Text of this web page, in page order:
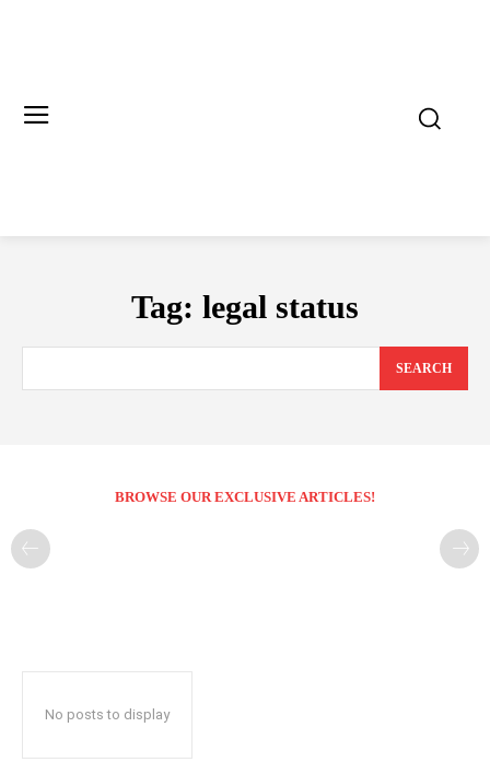
Tag: legal status
SEARCH
BROWSE OUR EXCLUSIVE ARTICLES!
No posts to display